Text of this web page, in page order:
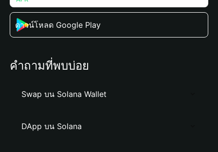
ดาวน์โหลด Google Play
คำถามที่พบบ่อย
Swap บน Solana Wallet
DApp บน Solana